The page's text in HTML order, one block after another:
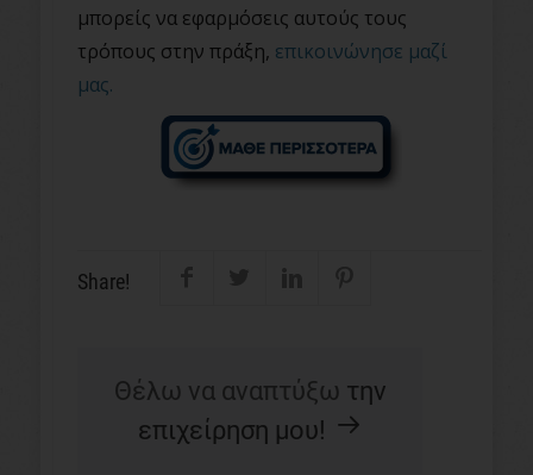
μπορείς να εφαρμόσεις αυτούς τους
τρόπους στην πράξη, επικοινώνησε μαζί
μας.
Share!
Θέλω να αναπτύξω την
επιχείρηση μου!